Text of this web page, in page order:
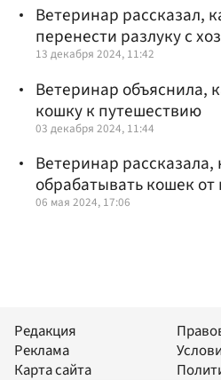
Ветеринар рассказал,
перенести разлуку с
13 декабря 2024, 11:42
Ветеринар объяснила,
кошку к путешествию
03 декабря 2024, 11:44
Ветеринар
обрабатывать кошек
06 мая 2024, 17:06
Редакция
Реклама
Карта сайта